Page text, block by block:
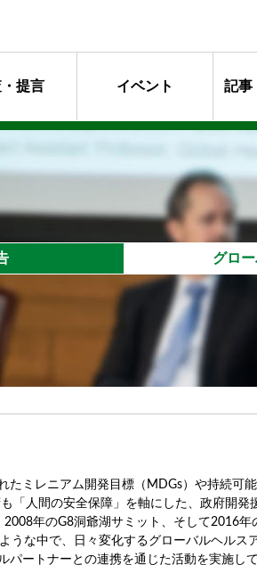
ジナル達
提言 イベント 記事
グロ
ミレニアム開発目標（MDGs）や持続可
「人間の安全保障」を軸にした、政府開
年のG8洞爺湖サミット、そして2016
うな中で、日々変化するグローバルヘル
ートナーとの連携を通じた活動を実施して